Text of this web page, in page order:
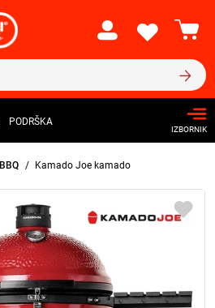
PODRŠKA
IZBORNIK
BBQ Kamado Joe kamado